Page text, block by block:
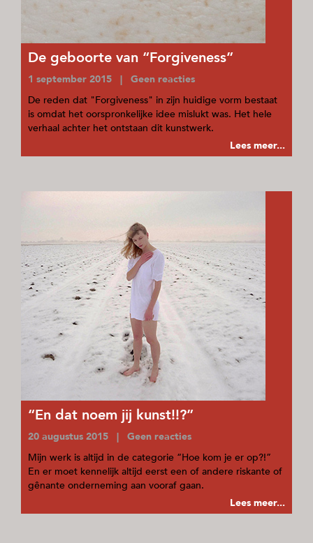
De geboorte van “Forgiveness”
1 september 2015 | Geen reacties
De reden dat "Forgiveness" in zijn huidige vorm bestaat
is omdat het oorspronkelijke idee mislukt was. Het hele
verhaal achter het ontstaan dit kunstwerk.
Lees meer...
“En dat noem jij kunst!!?”
20 augustus 2015 | Geen reacties
Mijn werk is altijd in de categorie “Hoe kom je er op?!”
En er moet kennelijk altijd eerst een of andere riskante of
gênante onderneming aan vooraf gaan.
Lees meer...